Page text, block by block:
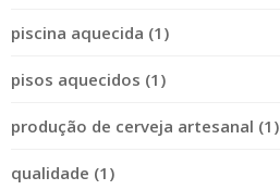
piscina aquecida (1)
pisos aquecidos (1)
produção de cerveja artesanal (1)
qualidade (1)